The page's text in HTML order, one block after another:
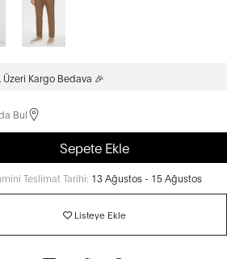
Üzeri Kargo Bedava 🎉
Bul
Sepete Ekle
Teslimat Tarihi: 13 Ağustos - 15 Ağustos
Listeye Ekle